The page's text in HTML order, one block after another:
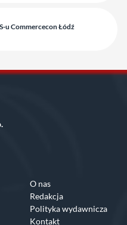
u Commercecon Łódź
O nas
Redakcja
Polityka wydawnicza
Kontakt